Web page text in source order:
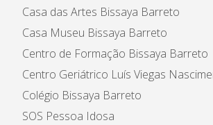
Casa das Artes Bissaya Barreto
Casa Museu Bissaya Barreto
Centro de Formação Bissaya Barreto
Centro Geriátrico Luís Viegas
Colégio Bissaya Barreto
SOS Pessoa Idosa